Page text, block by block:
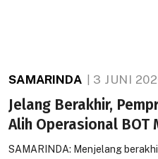
SAMARINDA 3 JUNI
Jelang Berakhir,
Alih Operasional BOT
SAMARINDA: Menjelang